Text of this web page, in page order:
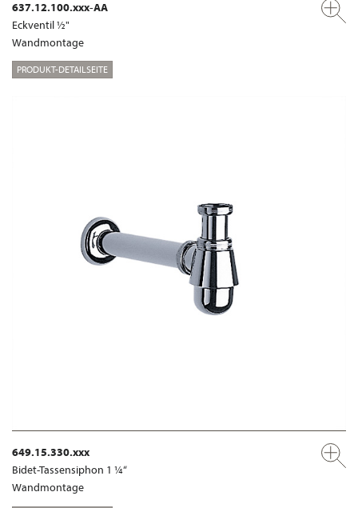
637.12.100.xxx-AA
Eckventil ½"
Wandmontage
PRODUKT-DETAILSEITE
649.15.330.xxx
Bidet-Tassensiphon 1 ¼“
Wandmontage